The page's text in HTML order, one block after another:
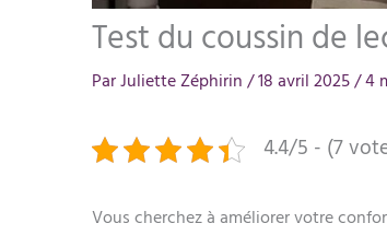
Test du coussin de
ParJuliette Zéphirin/18 avril 2025/4
4.4/5 - (7
Vous cherchez à améliorer votre